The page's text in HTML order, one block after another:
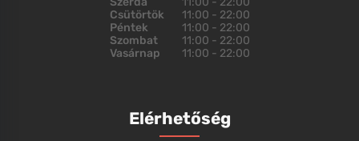
Csütörtök
11:00 - 22:00
Péntek
11:00 - 22:00
Szombat
11:00 - 22:00
Vasárnap
11:00 - 22:00
Elérhetőség